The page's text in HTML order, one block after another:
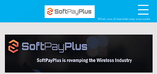
When use of translate may inaccurate